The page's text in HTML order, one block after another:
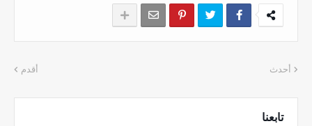
أحدث أقدم
تابعنا